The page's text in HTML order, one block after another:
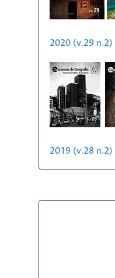
2020 (v.29 n.2)
2019 (v.28 n.2)